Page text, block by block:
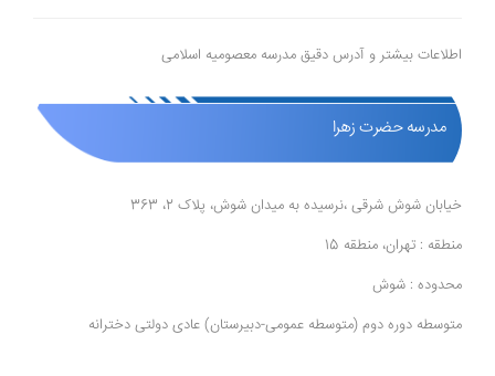
اطلاعات بیشتر و آدرس دقیق مدرسه معصومیه اسلامی
مدرسه حضرت زهرا
خیابان شوش شرقی ،نرسیده به میدان شوش، پلاک 2، 363
منطقه : تهران، منطقه 15
محدوده : شوش
متوسطه دوره دوم (متوسطه عمومی-دبیرستان) عادی دولتی دخترانه